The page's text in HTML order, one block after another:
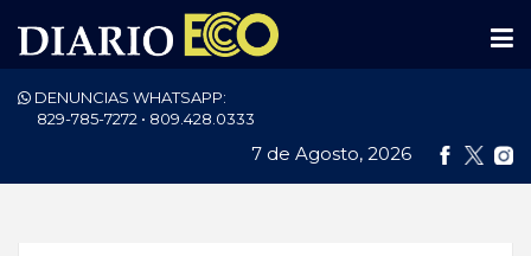
DENUNCIAS WHATSAPP:
829-785-7272 • 809.428.0333
7 de Agosto, 2026
PORTADA